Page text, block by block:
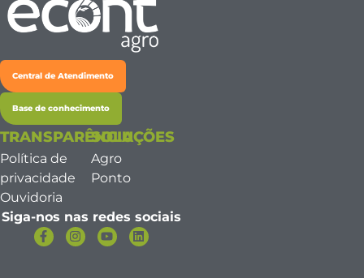
Central de Atendimento
Base de conhecimento
TRANSPARÊNCIA
Política de
privacidade
Ouvidoria
SOLUÇÕES
Agro
Ponto
Siga-nos nas redes sociais